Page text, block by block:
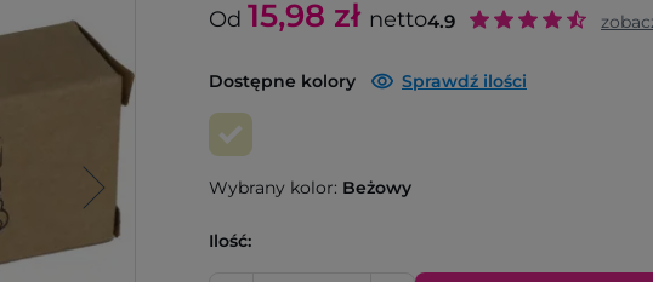
Od 15,98 zł netto4.9
Dostępne kolory Sprawdź ilości
Wybrany kolor: Beżowy
Ilość: